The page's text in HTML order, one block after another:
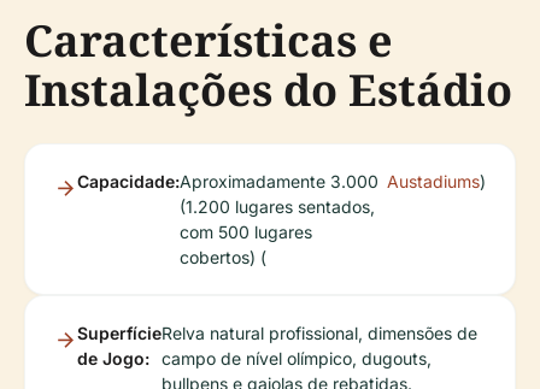
Características e
Instalações do Estádio
Capacidade:Aproximadamente 3.000
(1.200 lugares sentados,
com 500 lugares
cobertos) (
Austadiums)
Superfície
de Jogo:
Relva natural profissional, dimensões de
campo de nível olímpico, dugouts,
bullpens e gaiolas de rebatidas.